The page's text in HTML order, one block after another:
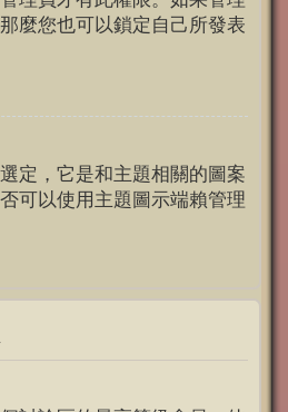
麼您也可以鎖定自己所發表
定，它是和主題相關的圖案
可以使用主題圖示端賴管理